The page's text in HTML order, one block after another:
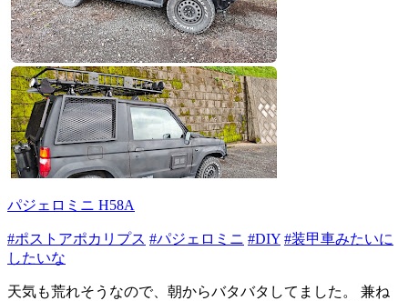
パジェロミニ H58A
#ポストアポカリプス #パジェロミニ #DIY #装甲車みたいに
したいな
天気も荒れそうなので、朝からバタバタしてました。 兼ね